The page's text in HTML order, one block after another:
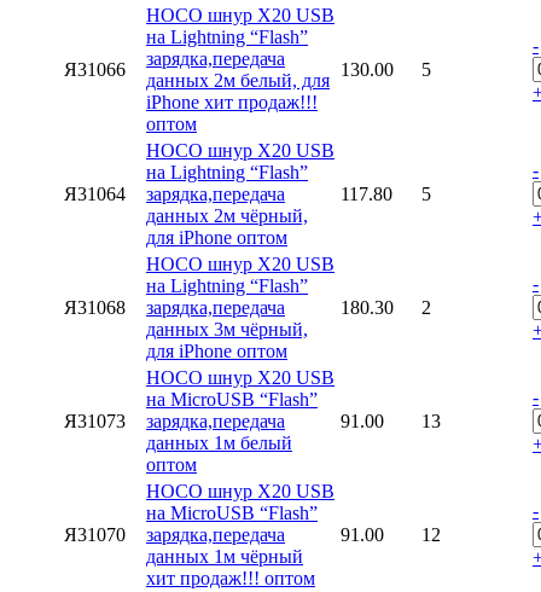
Я31066
HOCO шнур X20 USB
на Lightning “Flash”
зарядка,передача
данных 2м белый, для
iPhone хит продаж!!!
оптом
130.00 5
-
Я31064
HOCO шнур X20 USB
на Lightning “Flash”
зарядка,передача
данных 2м чёрный,
для iPhone оптом
117.80 5
-
Я31068
HOCO шнур X20 USB
на Lightning “Flash”
зарядка,передача
данных 3м чёрный,
для iPhone оптом
180.30 2
-
Я31073
HOCO шнур X20 USB
на MicroUSB “Flash”
зарядка,передача
данных 1м белый
оптом
91.00 13
-
Я31070
HOCO шнур X20 USB
на MicroUSB “Flash”
зарядка,передача
данных 1м чёрный
хит продаж!!! оптом
91.00 12
-